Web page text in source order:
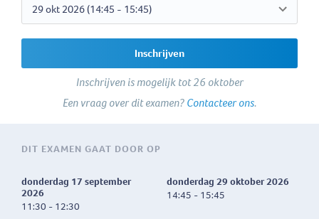
Inschrijven
Inschrijven is mogelijk tot 26 oktober
Een vraag over dit examen?Contacteer ons.
DIT EXAMEN GAAT DOOR OP
donderdag 17 september
2026
11:30 - 12:30
donderdag 29 oktober 2026
14:45 - 15:45